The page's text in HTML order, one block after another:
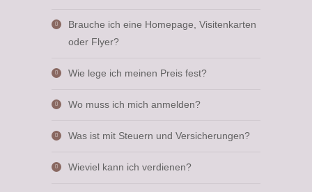
Brauche ich eine Homepage, Visitenkarten
oder Flyer?
Wie lege ich meinen Preis fest?
Wo muss ich mich anmelden?
Was ist mit Steuern und Versicherungen?
Wieviel kann ich verdienen?